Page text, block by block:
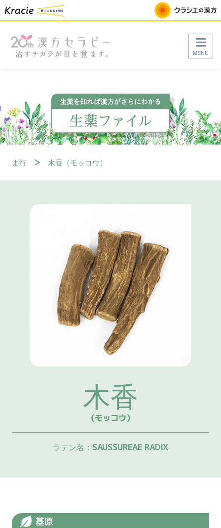
MENU
ま行 木香（モッコウ）
木香
（モッコウ）
ラテン名： SAUSSUREAE RADIX
基原